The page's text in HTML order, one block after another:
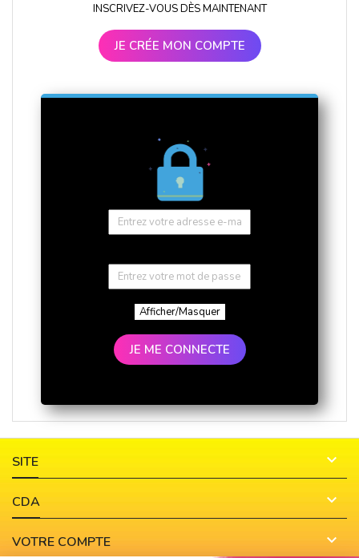
INSCRIVEZ-VOUS DÈS MAINTENANT
JE CRÉE MON COMPTE
Afficher/Masquer
JE ME CONNECTE
SITE 
CDA 
VOTRE COMPTE 